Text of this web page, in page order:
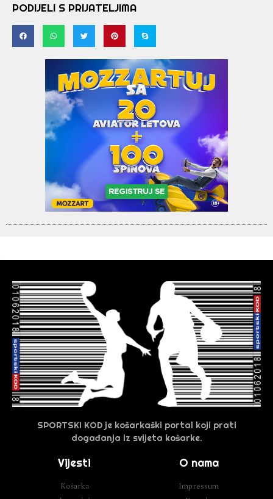
PODIJELI S PRIJATELJIMA
SPORTSKI KOD je košarkaški portal koji prati
događanja iz svijeta košarke.
Vijesti
Košarka
O nama
Impressum